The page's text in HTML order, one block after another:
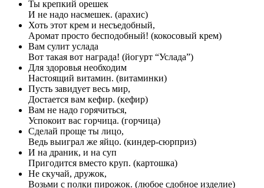
Ты крепкий орешек
И не надо насмешек. (арахис)
Хоть этот крем и несъедобный,
Аромат просто бесподобный! (кокосовый крем)
Вам сулит услада
Вот такая вот награда! (йогурт “Услада”)
Для здоровья необходим
Настоящий витамин. (витаминки)
Пусть завидует весь мир,
Достается вам кефир. (кефир)
Вам не надо горячиться,
Успокоит вас горчица. (горчица)
Сделай проще ты лицо,
Ведь выиграл же яйцо. (киндер-сюрприз)
И на драник, и на суп
Пригодится вместо круп. (картошка)
Не скучай, дружок,
Возьми с полки пирожок. (любое сдобное изделие)